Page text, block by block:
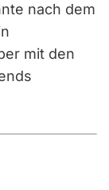
nach dem
mit den